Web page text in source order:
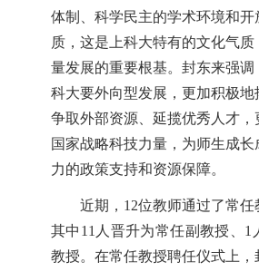
体制、科学民主的学术环境和
质，这是上科大特有的文化气
量发展的重要根基。封东来强调
科大要外向型发展，更加积极地
争取外部资源、延揽优秀人才，
国家战略科技力量，为师生成
力的政策支持和资源保障。
近期，12位教师通过了常任
其中11人晋升为常任副教授、1
教授。在常任教授聘任仪式上